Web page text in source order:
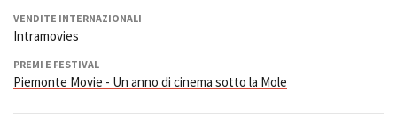
VENDITE INTERNAZIONALI
Intramovies
PREMI E FESTIVAL
Piemonte Movie - Un anno di cinema sotto la Mole